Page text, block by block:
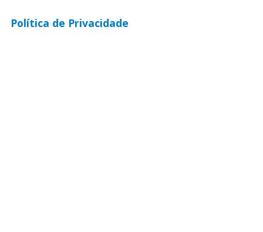
Política de Privacidade